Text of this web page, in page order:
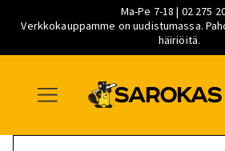
Ma-Pe 7-18 | 02 275
Verkkokauppamme on uudistumassa.
häiriöitä.
navigointiin
sisältöön
pääsisältöön